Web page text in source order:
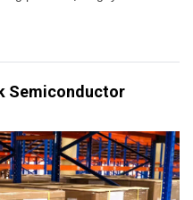
Semiconductor